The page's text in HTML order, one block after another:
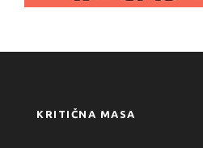
KRITIČNA MASA